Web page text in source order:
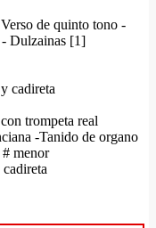
de quinto tono -
- Dulzainas [1]
cadireta
trompeta real
-Tanido de organo
# menor